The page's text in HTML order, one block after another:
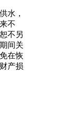
水，
不
不另
间关
在恢
产损